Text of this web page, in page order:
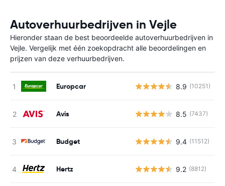
Autoverhuurbedrijven in Vejle
Hieronder staan de best beoordeelde autoverhuurbedrijven in
Vejle. Vergelijk met één zoekopdracht alle beoordelingen en
prijzen van deze verhuurbedrijven.
Europcar 8.9 (10251)
Avis 8.5 (7437)
Budget 9.4 (11512)
Hertz 9.2 (8812)